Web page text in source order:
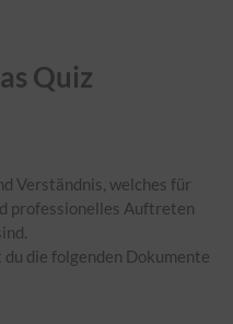
Quiz
Verständnis, welches für
professionelles Auftreten
die folgenden Dokumente